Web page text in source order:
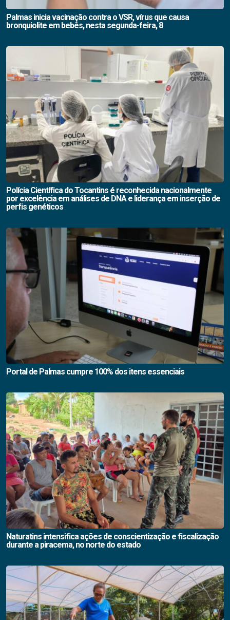
Palmas inicia vacinação contra o VSR, vírus que causa
bronquiolite em bebês, nesta segunda-feira, 8
Polícia Científica do Tocantins é reconhecida nacionalmente
por excelência em análises de DNA e liderança em inserção de
perfis genéticos
Portal de Palmas cumpre 100% dos itens essenciais
Naturatins intensifica ações de conscientização e fiscalização
durante a piracema, no norte do estado